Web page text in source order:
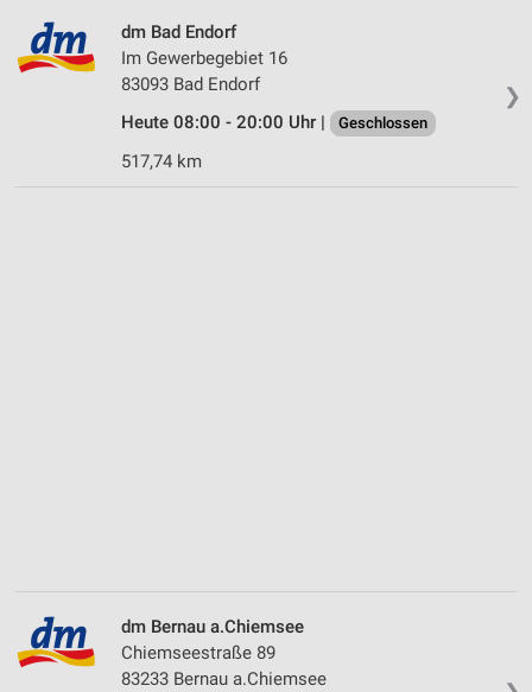
❯
dm Bad Endorf
Im Gewerbegebiet 16
83093 Bad Endorf
Heute 08:00 - 20:00 Uhr |
Geschlossen
517,74 km
dm Bernau a.Chiemsee
Chiemseestraße 89
83233 Bernau a.Chiemsee